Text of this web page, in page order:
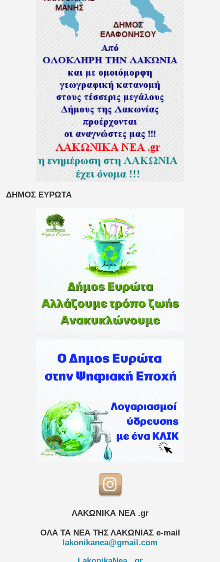
ΔΗΜΟΣ ΕΥΡΩΤΑ
ΛΑΚΩΝΙΚΑ ΝΕΑ .gr
ΟΛΑ ΤΑ ΝΕΑ ΤΗΣ ΛΑΚΩΝΙΑΣ e-mail
lakonikanea@gmail.com